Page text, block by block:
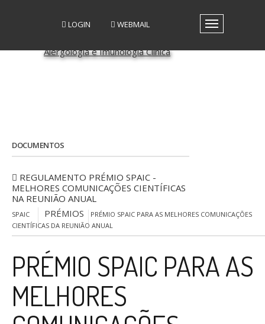
Toggle
GRUPOS DE INTERESSE
LOGIN WEBMAIL
DOCUMENTOS
REGULAMENTO PRÉMIO SPAIC -
MELHORES COMUNICAÇÕES CIENTÍFICAS
NA REUNIÃO ANUAL
SPAIC PRÉMIOS
PRÉMIO SPAIC PARA AS MELHORES COMUNICAÇÕES
CIENTÍFICAS DA REUNIÃO ANUAL
PRÉMIO SPAIC PARA AS
MELHORES